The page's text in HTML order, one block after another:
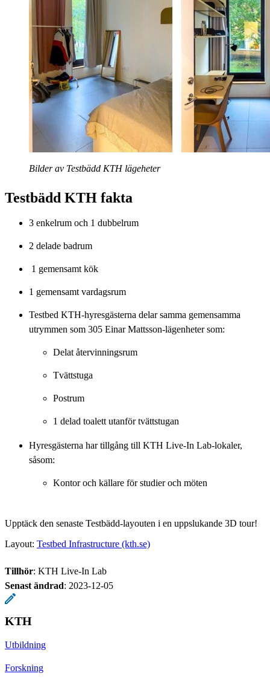
Bilder av Testbädd KTH lägeheter
Testbädd KTH fakta
3 enkelrum och 1 dubbelrum
2 delade badrum
1 gemensamt kök
1 gemensamt vardagsrum
Testbed KTH-hyresgästerna delar samma gemensamma
utrymmen som 305 Einar Mattsson-lägenheter som:
Delat återvinningsrum
Tvättstuga
Postrum
1 delad toalett utanför tvättstugan
Hyresgästerna har tillgång till KTH Live-In Lab-lokaler,
såsom:
Kontor och källare för studier och möten
Upptäck den senaste Testbädd-layouten i en uppslukande 3D tour!
Layout: Testbed Infrastructure (kth.se)
Tillhör: KTH Live-In Lab
Senast ändrad: 2023-12-05
KTH
Utbildning
Forskning